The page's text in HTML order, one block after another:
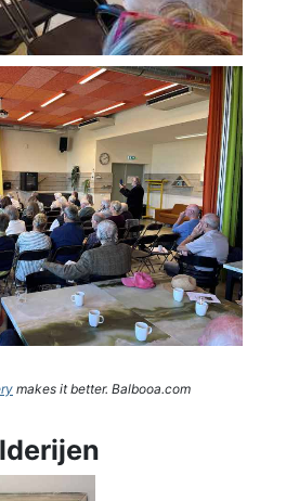
makes it better. Balbooa.com